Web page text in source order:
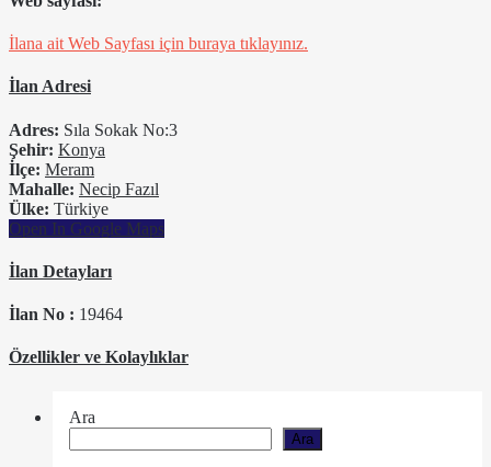
İlana ait Web Sayfası için buraya tıklayınız.
İlan Adresi
Adres: Sıla Sokak No:3
Şehir: Konya
İlçe: Meram
Mahalle: Necip Fazıl
Ülke: Türkiye
Open In Google Maps
İlan Detayları
İlan No : 19464
Özellikler ve Kolaylıklar
Ara
Ara